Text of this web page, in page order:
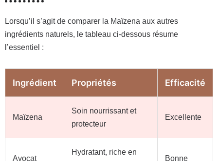
Lorsqu’il s’agit de comparer la Maïzena aux autres
ingrédients naturels, le tableau ci-dessous résume
l’essentiel :
Ingrédient Propriétés Efficacité
Maïzena
Soin nourrissant et
protecteur
Excellente
Avocat
Hydratant, riche en
Bonne